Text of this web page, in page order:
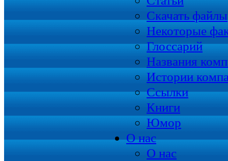
Скачать файлы
Некоторые
Глоссарий
Названия
Истории
Ссылки
Книги
Юмор
О нас
О нас